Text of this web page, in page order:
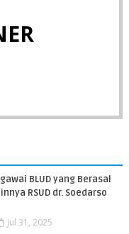
BLUD yang Berasal
RSUD dr. Soedarso
Jul 31, 2025